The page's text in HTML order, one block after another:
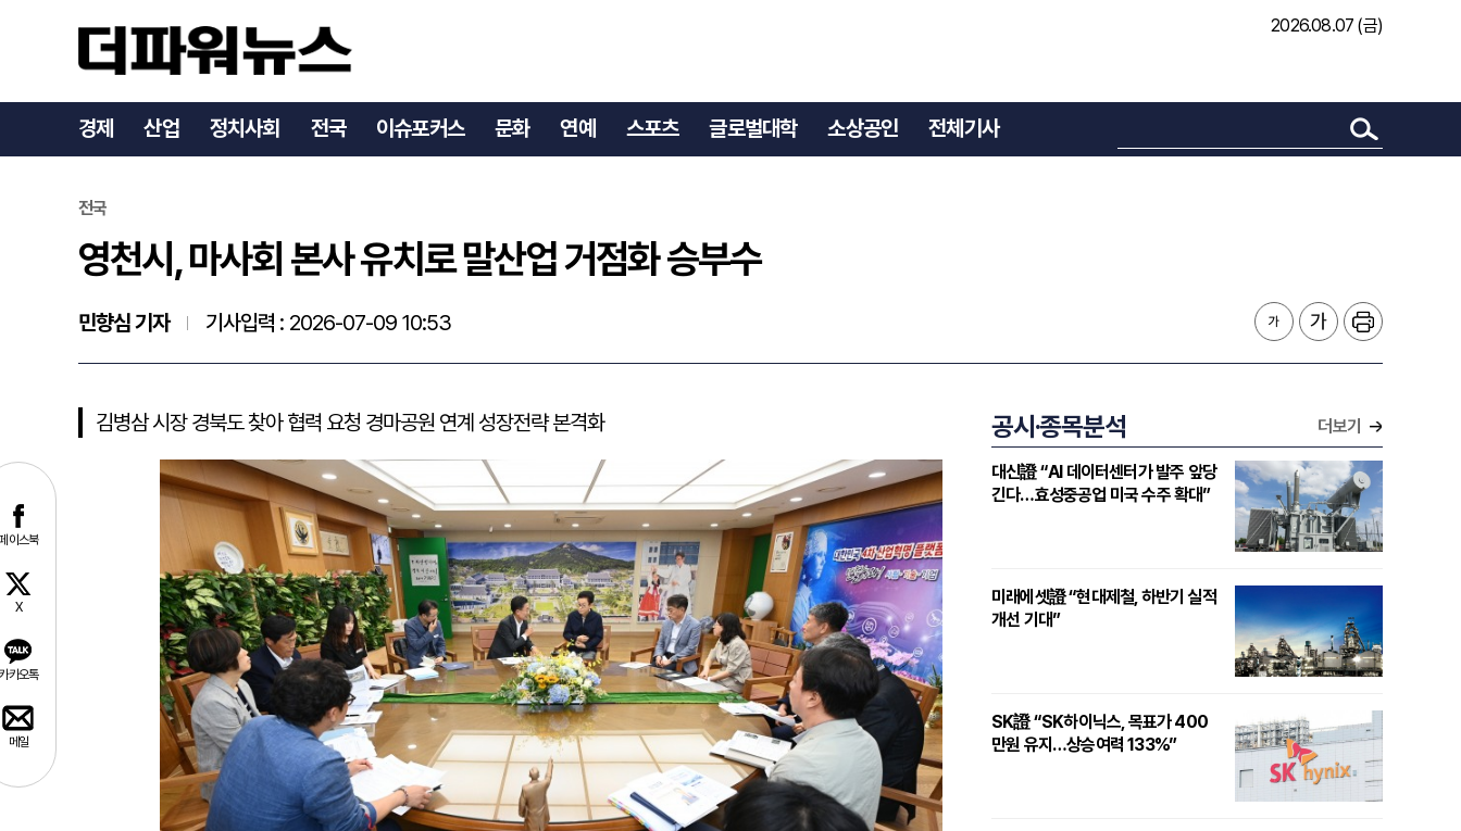
2026.08.07 (금)
경제 산업 정치사회 전국 이슈포커스 문화 연예 스포츠 글로벌대학 소상공인 전체기사
영천시, 마사회 본사 유치로 말산업 거점화 승부수
이스북
X
카오톡
메일
전국
영천시, 마사회 본사 유치로 말산업 거점화 승부수
민향심 기자 기사입력 : 2026-07-09 10:53
김병삼 시장 경북도 찾아 협력 요청 경마공원 연계 성장전략 본격화 공시·종목분석 더보기
대신證 “AI 데이터센터가 발주 앞당
긴다…효성중공업 미국 수주 확대”
미래에셋證 “현대제철, 하반기 실적
개선 기대”
SK證 “SK하이닉스, 목표가 400
만원 유지…상승여력 133%”